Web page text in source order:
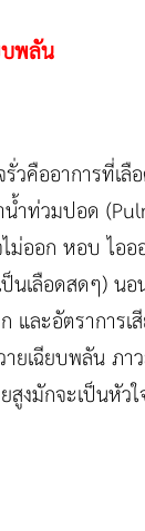
บพลัน
วคืออาการที่เ
น้ำท่วมปอด
ม่ออก หอบ ไอ
นเลือดสดๆ) นอ
ละอัตราการเ
ยเฉียบพลัน ภา
งมักจะเป็นหัว